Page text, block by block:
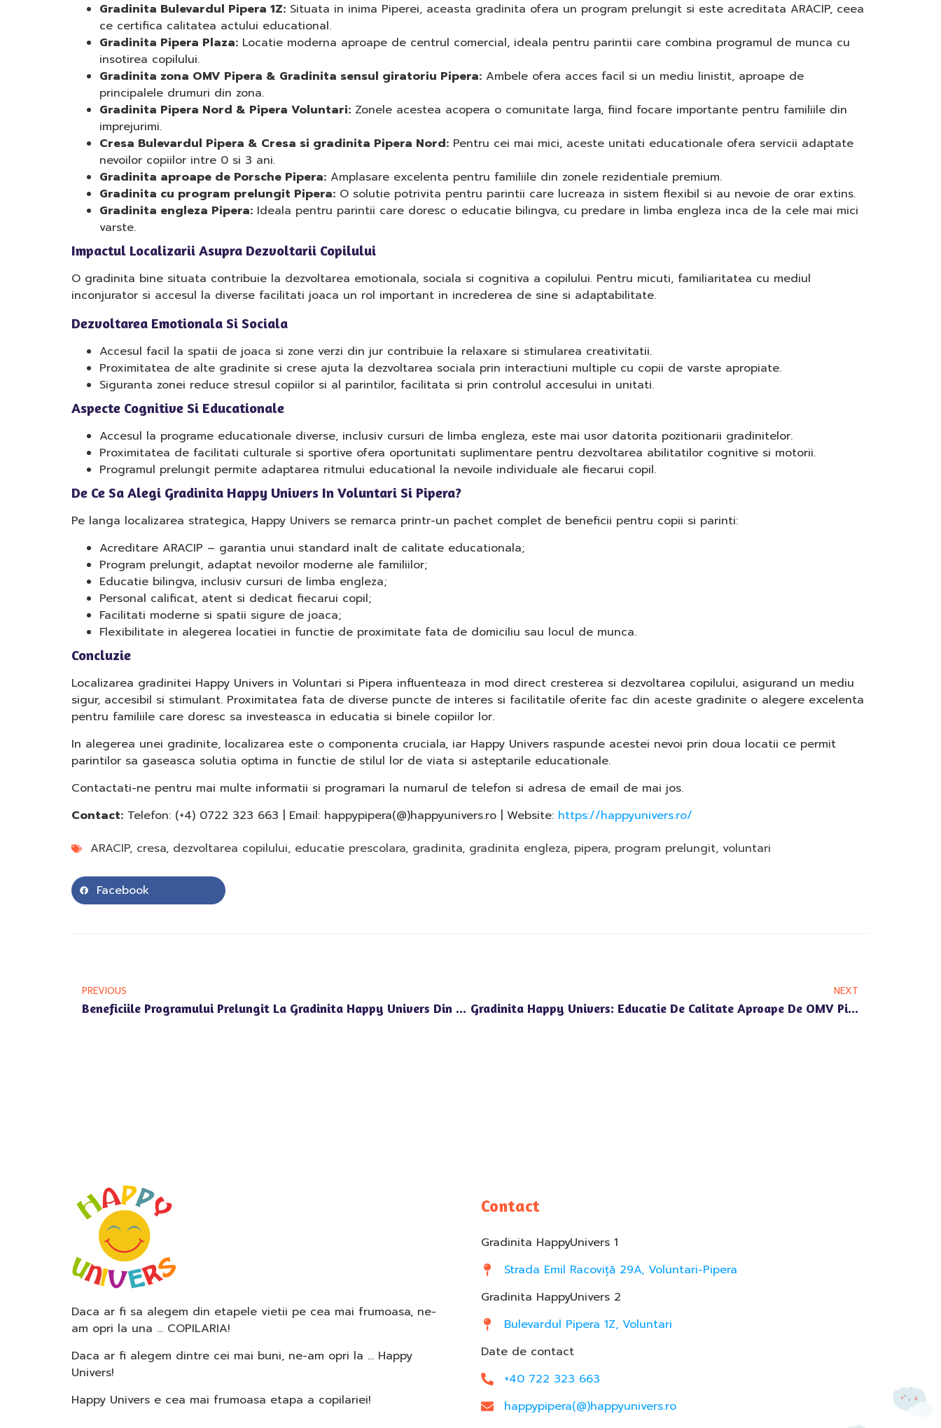
Gradinita Bulevardul Pipera 1Z: Situata in inima Piperei, aceasta gradinita ofera un program prelungit si este acreditata ARACIP, ceea
ce certifica calitatea actului educational.
Gradinita Pipera Plaza: Locatie moderna aproape de centrul comercial, ideala pentru parintii care combina programul de munca cu
insotirea copilului.
Gradinita zona OMV Pipera & Gradinita sensul giratoriu Pipera: Ambele ofera acces facil si un mediu linistit, aproape de
principalele drumuri din zona.
Gradinita Pipera Nord & Pipera Voluntari: Zonele acestea acopera o comunitate larga, fiind focare importante pentru familiile din
imprejurimi.
Cresa Bulevardul Pipera & Cresa si gradinita Pipera Nord: Pentru cei mai mici, aceste unitati educationale ofera servicii adaptate
nevoilor copiilor intre 0 si 3 ani.
Gradinita aproape de Porsche Pipera: Amplasare excelenta pentru familiile din zonele rezidentiale premium.
Gradinita cu program prelungit Pipera: O solutie potrivita pentru parintii care lucreaza in sistem flexibil si au nevoie de orar extins.
Gradinita engleza Pipera: Ideala pentru parintii care doresc o educatie bilingva, cu predare in limba engleza inca de la cele mai mici
varste.
Impactul Localizarii Asupra Dezvoltarii Copilului
O gradinita bine situata contribuie la dezvoltarea emotionala, sociala si cognitiva a copilului. Pentru micuti, familiaritatea cu mediul
inconjurator si accesul la diverse facilitati joaca un rol important in increderea de sine si adaptabilitate.
Dezvoltarea Emotionala Si Sociala
Accesul facil la spatii de joaca si zone verzi din jur contribuie la relaxare si stimularea creativitatii.
Proximitatea de alte gradinite si crese ajuta la dezvoltarea sociala prin interactiuni multiple cu copii de varste apropiate.
Siguranta zonei reduce stresul copiilor si al parintilor, facilitata si prin controlul accesului in unitati.
Aspecte Cognitive Si Educationale
Accesul la programe educationale diverse, inclusiv cursuri de limba engleza, este mai usor datorita pozitionarii gradinitelor.
Proximitatea de facilitati culturale si sportive ofera oportunitati suplimentare pentru dezvoltarea abilitatilor cognitive si motorii.
Programul prelungit permite adaptarea ritmului educational la nevoile individuale ale fiecarui copil.
De Ce Sa Alegi Gradinita Happy Univers In Voluntari Si Pipera?
Pe langa localizarea strategica, Happy Univers se remarca printr-un pachet complet de beneficii pentru copii si parinti:
Acreditare ARACIP – garantia unui standard inalt de calitate educationala;
Program prelungit, adaptat nevoilor moderne ale familiilor;
Educatie bilingva, inclusiv cursuri de limba engleza;
Personal calificat, atent si dedicat fiecarui copil;
Facilitati moderne si spatii sigure de joaca;
Flexibilitate in alegerea locatiei in functie de proximitate fata de domiciliu sau locul de munca.
Concluzie
Localizarea gradinitei Happy Univers in Voluntari si Pipera influenteaza in mod direct cresterea si dezvoltarea copilului, asigurand un mediu
sigur, accesibil si stimulant. Proximitatea fata de diverse puncte de interes si facilitatile oferite fac din aceste gradinite o alegere excelenta
pentru familiile care doresc sa investeasca in educatia si binele copiilor lor.
In alegerea unei gradinite, localizarea este o componenta cruciala, iar Happy Univers raspunde acestei nevoi prin doua locatii ce permit
parintilor sa gaseasca solutia optima in functie de stilul lor de viata si asteptarile educationale.
Contactati-ne pentru mai multe informatii si programari la numarul de telefon si adresa de email de mai jos.
Contact: Telefon: (+4) 0722 323 663 | Email: happypipera(@)happyunivers.ro | Website: https://happyunivers.ro/
ARACIP, cresa, dezvoltarea copilului, educatie prescolara, gradinita, gradinita engleza, pipera, program prelungit, voluntari
Facebook
PREVIOUS
Beneficiile Programului Prelungit La Gradinita Happy Univers Din Pipera Nord
NEXT
Gradinita Happy Univers: Educatie De Calitate Aproape De OMV Pipera
Daca ar fi sa alegem din etapele vietii pe cea mai frumoasa, ne-
am opri la una … COPILARIA!
Daca ar fi alegem dintre cei mai buni, ne-am opri la … Happy
Univers!
Happy Univers e cea mai frumoasa etapa a copilariei!
Contact
Gradinita HappyUnivers 1
Strada Emil Racoviță 29A, Voluntari-Pipera
Gradinita HappyUnivers 2
Bulevardul Pipera 1Z, Voluntari
Date de contact
+40 722 323 663
happypipera(@)happyunivers.ro